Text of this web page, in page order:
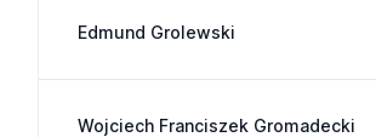
Edmund Grolewski
Wojciech Franciszek Gromadecki